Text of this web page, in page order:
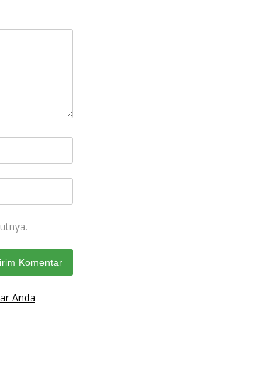
Anda